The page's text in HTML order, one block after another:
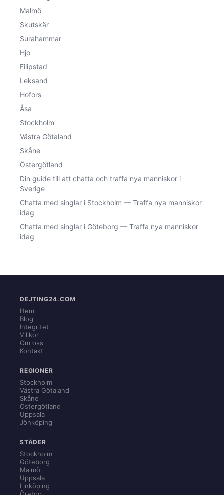
Malmö
Skutskär
Surahammar
Hjo
Filipstad
Leksand
Hofors
Åsa
Stockholm
Västra Götaland
Skåne
Östergötland
Din guide till att chatta och traffa nya manniskor i
Sverige
Chatta med singlar i Stockholm — Traffa nya manniskor
idag
Chatta med singlar i Göteborg — Traffa nya manniskor
idag
DEJTING24.COM
Hem
Blog
Integritet
Villkor
Om oss
Kontakt
REGIONER
Stockholm
Västra Götaland
Skåne
Östergötland
Uppsala
Jönköping
STÄDER
Stockholm
Göteborg
Malmö
Uppsala
Linköping